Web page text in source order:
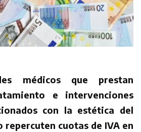
médicos que prestan
e intervenciones
con la estética del
repercuten cuotas de IVA en